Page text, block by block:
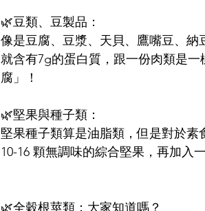
🌿豆類、豆製品：
像是豆腐、豆漿、天貝、鷹嘴豆、
就含有7g的蛋白質，跟一份肉類是
腐」！
🌿堅果與種子類：
堅果種子類算是油脂類，但是對於
10-16 顆無調味的綜合堅果，再加入
🌿全穀根莖類：大家知道嗎？